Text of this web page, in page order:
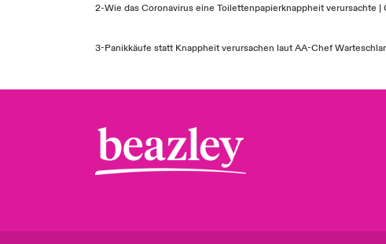
2-Wie das Coronavirus eine Toilettenpapierknappheit verursachte |
3-Panikkäufe statt Knappheit verursachen laut AA-Chef